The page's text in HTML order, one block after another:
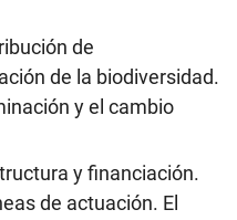
de
de la biodiversidad.
y el cambio
y financiación.
de actuación. El